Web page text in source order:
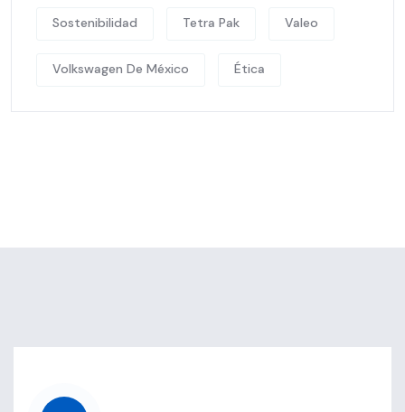
Sostenibilidad Tetra Pak Valeo
Volkswagen De México Ética